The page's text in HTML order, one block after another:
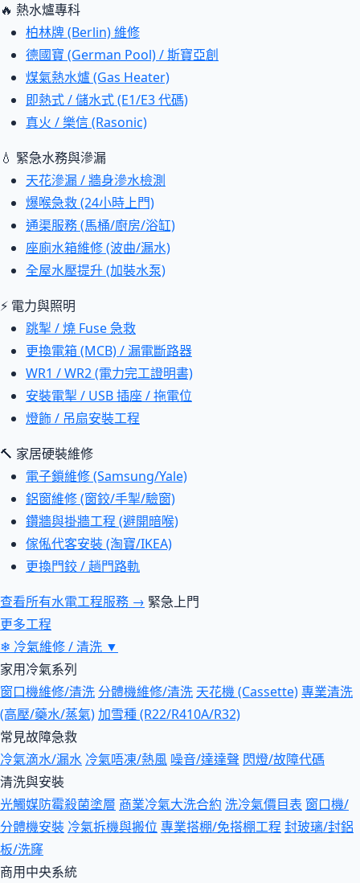
🔥 熱水爐專科
柏林牌 (Berlin) 維修
德國寶 (German Pool) / 斯寶亞創
煤氣熱水爐 (Gas Heater)
即熱式 / 儲水式 (E1/E3 代碼)
真火 / 樂信 (Rasonic)
💧 緊急水務與滲漏
天花滲漏 / 牆身滲水檢測
爆喉急救 (24小時上門)
通渠服務 (馬桶/廚房/浴缸)
座廁水箱維修 (波曲/漏水)
全屋水壓提升 (加裝水泵)
⚡ 電力與照明
跳掣 / 燒 Fuse 急救
更換電箱 (MCB) / 漏電斷路器
WR1 / WR2 (電力完工證明書)
安裝電掣 / USB 插座 / 拖電位
燈飾 / 吊扇安裝工程
🔨 家居硬裝維修
電子鎖維修 (Samsung/Yale)
鋁窗維修 (窗鉸/手掣/驗窗)
鑽牆與掛牆工程 (避開暗喉)
傢俬代客安裝 (淘寶/IKEA)
更換門鉸 / 趟門路軌
查看所有水電工程服務 → 緊急上門
更多工程
❄ 冷氣維修 / 清洗 ▼
家用冷氣系列
窗口機維修/清洗 分體機維修/清洗 天花機 (Cassette)專業清洗
(高壓/藥水/蒸氣)加雪種 (R22/R410A/R32)
常見故障急救
冷氣滴水/漏水 冷氣唔凍/熱風 噪音/達達聲 閃燈/故障代碼
清洗與安裝
光觸媒防霉殺菌塗層 商業冷氣大洗合約 洗冷氣價目表 窗口機/
分體機安裝 冷氣拆機與搬位 專業搭棚/免搭棚工程 封玻璃/封鋁
板/洗窿
商用中央系統